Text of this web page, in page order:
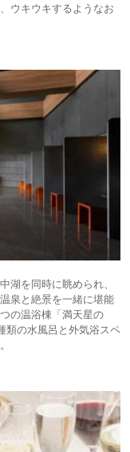
ウキウキするようなお
湖を同時に眺められ、
泉と絶景を一緒に堪能
の温浴棟「満天星の
類の水風呂と外気浴スペ